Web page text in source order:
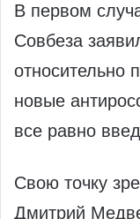
В первом
Совбеза
относительно
новые
все равно
Свою точку
Дмитрий